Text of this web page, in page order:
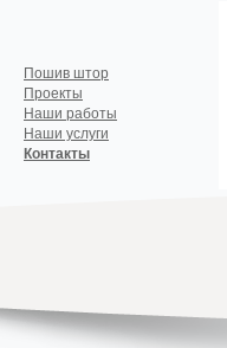
Пошив штор
Проекты
Наши работы
Наши услуги
Контакты